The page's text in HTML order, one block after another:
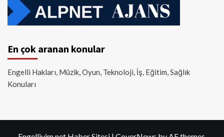
En çok aranan konular
Engelli Hakları, Müzik, Oyun, Teknoloji, İş, Eğitim, Sağlık
Konuları